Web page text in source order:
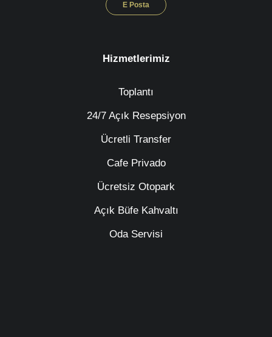
E Posta
Hizmetlerimiz
Toplantı
24/7 Açık Resepsiyon
Ücretli Transfer
Cafe Privado
Ücretsiz Otopark
Açık Büfe Kahvaltı
Oda Servisi